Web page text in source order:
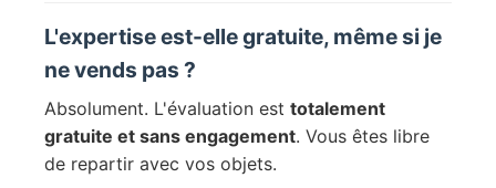
L'expertise est-elle gratuite, même si je
ne vends pas ?
Absolument. L'évaluation est totalement
gratuite et sans engagement. Vous êtes libre
de repartir avec vos objets.